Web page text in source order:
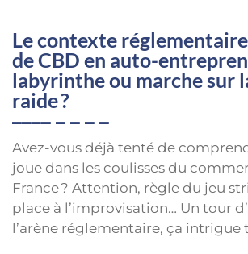
Le contexte
de CBD en auto-
labyrinthe ou marche sur
raide ?
Avez-vous déjà tenté de
joue dans les coulisses du
France ? Attention, règle du jeu
place à l’improvisation… Un tour
l’arène réglementaire, ça intrigue